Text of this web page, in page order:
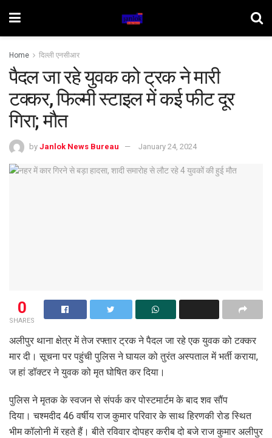
Home दिल्ली एनसीआर
पैदल जा रहे युवक को ट्रक ने मारी
टक्कर, फिल्मी स्टाइल में कई फीट दूर
गिरा; मौत
by Janlok News Bureau January 24, 2024
0
SHARES
अलीपुर थाना क्षेत्र में तेज रफ्तार ट्रक ने पैदल जा रहे एक युवक को टक्कर
मार दी। सूचना पर पहुंची पुलिस ने घायल को तुरंत अस्पताल में भर्ती कराया,
ज हां डॉक्टर ने युवक को मृत घोषित कर दिया।
पुलिस ने मृतक के स्वजन से संपर्क कर पोस्टमार्टम के बाद शव सौंप
दिया। चश्मदीद 46 वर्षीय राज कुमार परिवार के साथ हिरणकी रोड स्थित
भीम कॉलोनी में रहते हैं। बीते रविवार दोपहर करीब दो बजे राज कुमार अलीपुर